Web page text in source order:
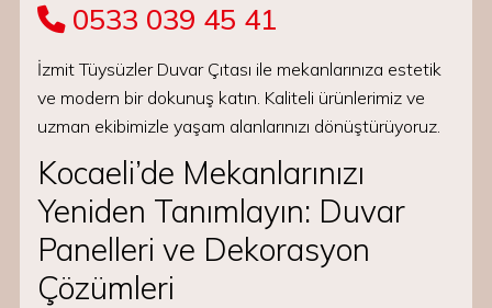
0533 039 45 41
İzmit Tüysüzler Duvar Çıtası ile mekanlarınıza estetik
ve modern bir dokunuş katın. Kaliteli ürünlerimiz ve
uzman ekibimizle yaşam alanlarınızı dönüştürüyoruz.
Kocaeli’de Mekanlarınızı
Yeniden Tanımlayın: Duvar
Panelleri ve Dekorasyon
Çözümleri